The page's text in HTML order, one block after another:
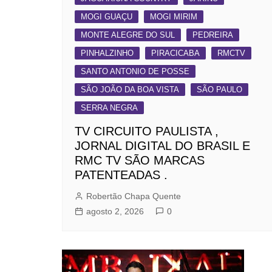
MOGI GUAÇU
MOGI MIRIM
MONTE ALEGRE DO SUL
PEDREIRA
PINHALZINHO
PIRACICABA
RMCTV
SANTO ANTONIO DE POSSE
SÃO JOÃO DA BOA VISTA
SÃO PAULO
SERRA NEGRA
TV CIRCUITO PAULISTA ,
JORNAL DIGITAL DO BRASIL E
RMC TV SÃO MARCAS
PATENTEADAS .
Robertão Chapa Quente
agosto 2, 2026
0